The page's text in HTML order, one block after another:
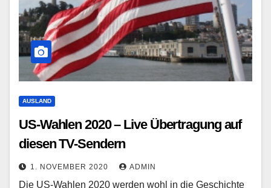
AUSLAND
US-Wahlen 2020 – Live Übertragung auf
diesen TV-Sendern
1. NOVEMBER 2020 ADMIN
Die US-Wahlen 2020 werden wohl in die Geschichte